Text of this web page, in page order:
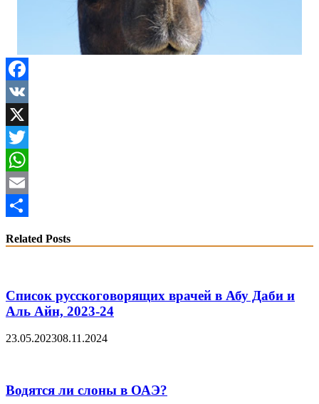
Facebook
VK
X
Twitter
WhatsApp
Email
Related Posts
Список русскоговорящих врачей в Абу Даби и
Аль Айн, 2023-24
23.05.202308.11.2024
Водятся ли слоны в ОАЭ?